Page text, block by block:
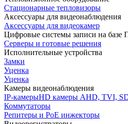
Стационарные тепловизоры
Аксессуары для видеонаблюдения
Аксессуары для видеокамер
Цифровые системы записи на базе
Серверы и готовые решения
Исполнительные устройства
Замки
Уценка
Уценка
Камеры видеонаблюдения
IP-камерыHD камеры AHD, TVI,
Коммутаторы
Репитеры и PoE инжекторы